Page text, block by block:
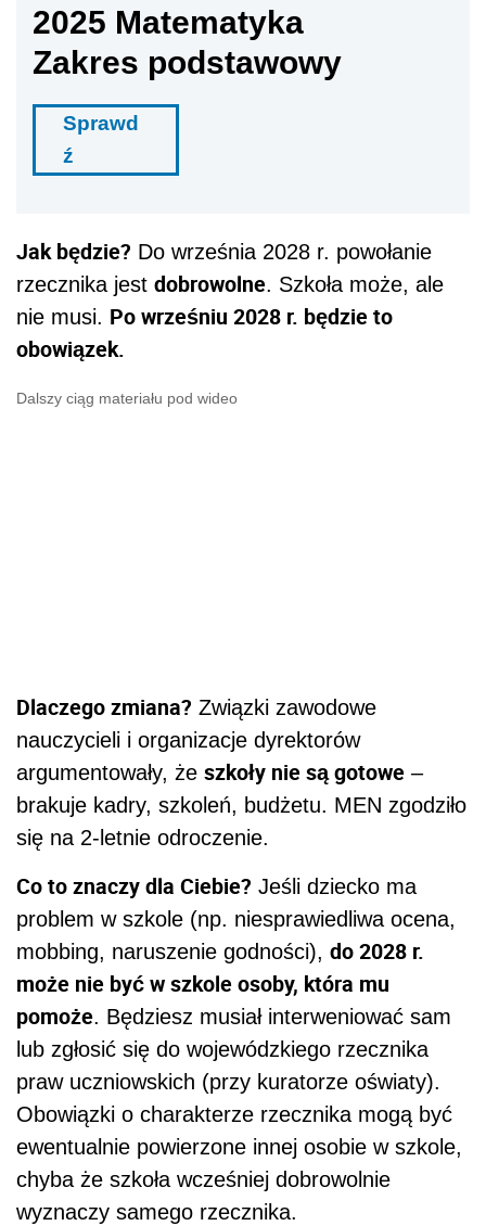
2025 Matematyka
Zakres podstawowy
Sprawd
ź
Jak będzie? Do września 2028 r. powołanie
rzecznika jest dobrowolne. Szkoła może, ale
nie musi. Po wrześniu 2028 r. będzie to
obowiązek.
Dalszy ciąg materiału pod wideo
Dlaczego zmiana? Związki zawodowe
nauczycieli i organizacje dyrektorów
argumentowały, że szkoły nie są gotowe –
brakuje kadry, szkoleń, budżetu. MEN zgodziło
się na 2-letnie odroczenie.
Co to znaczy dla Ciebie? Jeśli dziecko ma
problem w szkole (np. niesprawiedliwa ocena,
mobbing, naruszenie godności), do 2028 r.
może nie być w szkole osoby, która mu
pomoże. Będziesz musiał interweniować sam
lub zgłosić się do wojewódzkiego rzecznika
praw uczniowskich (przy kuratorze oświaty).
Obowiązki o charakterze rzecznika mogą być
ewentualnie powierzone innej osobie w szkole,
chyba że szkoła wcześniej dobrowolnie
wyznaczy samego rzecznika.